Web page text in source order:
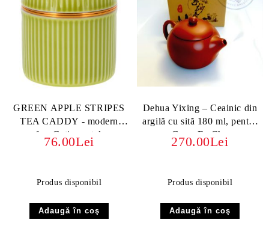
GREEN APPLE STRIPES
TEA CADDY - modern
gong fu - Cutie portelan, cu
capac cu filet - 58x65 mm
76.00Lei
Produs disponibil
Dehua Yixing – Ceainic din
argilă cu sită 180 ml, pentru
Gong Fu Cha
270.00Lei
Produs disponibil